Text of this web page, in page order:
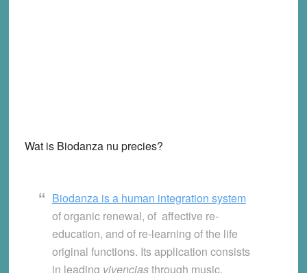
Wat is Biodanza nu precies?
Biodanza is a human integration system
of organic renewal, of affective re-
education, and of re-learning of the life
original functions. Its application consists
in leading vivenciasthrough music,